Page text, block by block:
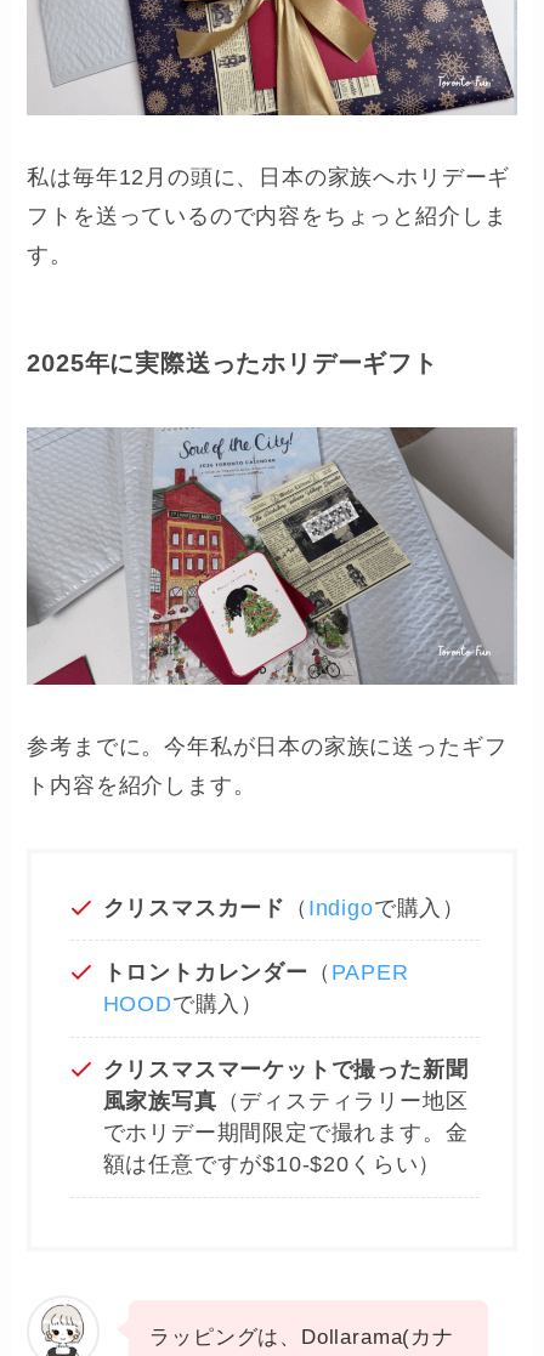
私は毎年12月の頭に、日本の家族へホリデーギ
フトを送っているので内容をちょっと紹介しま
す。
2025年に実際送ったホリデーギフト
参考までに。今年私が日本の家族に送ったギフ
ト内容を紹介します。
クリスマスカード （ Indigoで購入）
トロントカレンダー （ PAPER
HOODで購入）
クリスマスマーケットで撮った新聞
風家族写真 （ディスティラリー地区
でホリデー期間限定で撮れます。金
額は任意ですが$10-$20くらい）
ラッピングは、Dollarama(カナ